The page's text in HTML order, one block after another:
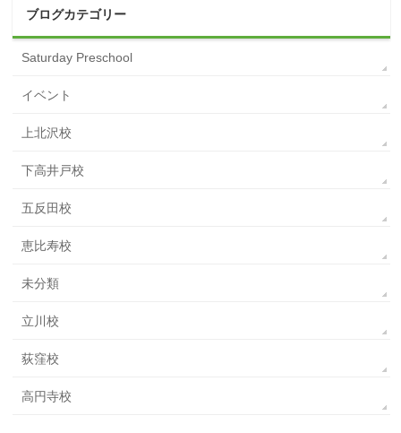
ブログカテゴリー
Saturday Preschool
イベント
上北沢校
下高井戸校
五反田校
恵比寿校
未分類
立川校
荻窪校
高円寺校